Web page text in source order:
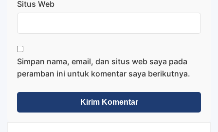
Situs Web
Simpan nama, email, dan situs web saya pada
peramban ini untuk komentar saya berikutnya.